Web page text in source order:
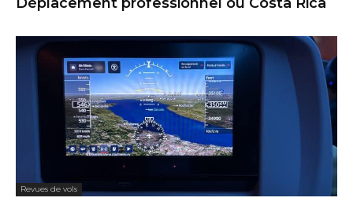
Revues de vols